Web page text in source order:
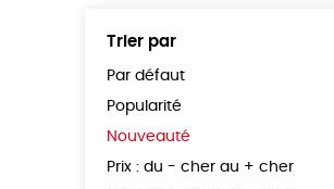
Trier par
Par défaut
Popularité
Nouveauté
Prix : du - cher au + cher